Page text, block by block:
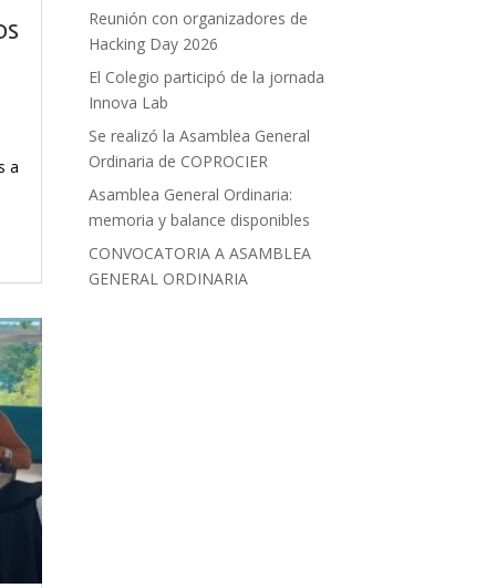
a
Reunión con organizadores de
Hacking Day 2026
El Colegio participó de la jornada
Innova Lab
Se realizó la Asamblea General
Ordinaria de COPROCIER
Asamblea General Ordinaria:
memoria y balance disponibles
CONVOCATORIA A ASAMBLEA
GENERAL ORDINARIA